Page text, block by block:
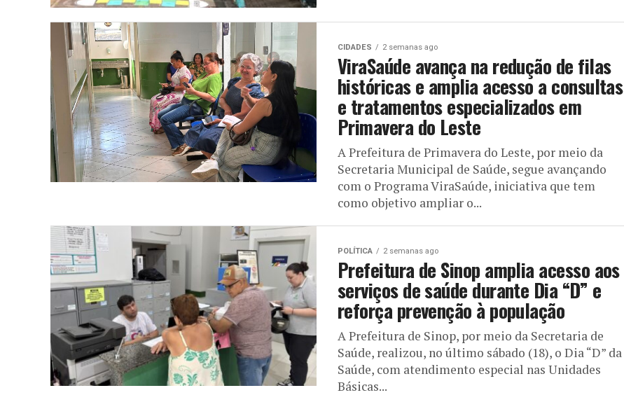
CIDADES 2 semanas ago
ViraSaúde avança na redução de filas
históricas e amplia acesso a consultas
e tratamentos especializados em
Primavera do Leste
A Prefeitura de Primavera do Leste, por meio da
Secretaria Municipal de Saúde, segue avançando
com o Programa ViraSaúde, iniciativa que tem
como objetivo ampliar o...
POLÍTICA 2 semanas ago
Prefeitura de Sinop amplia acesso aos
serviços de saúde durante Dia “D” e
reforça prevenção à população
A Prefeitura de Sinop, por meio da Secretaria de
Saúde, realizou, no último sábado (18), o Dia “D” da
Saúde, com atendimento especial nas Unidades
Básicas...